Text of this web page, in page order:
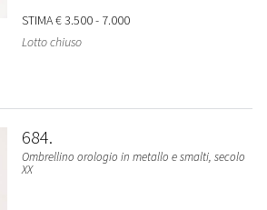
STIMA€ 3.500 - 7.000
Lotto chiuso
684
Ombrellino orologio in metallo e smalti, secolo
XX